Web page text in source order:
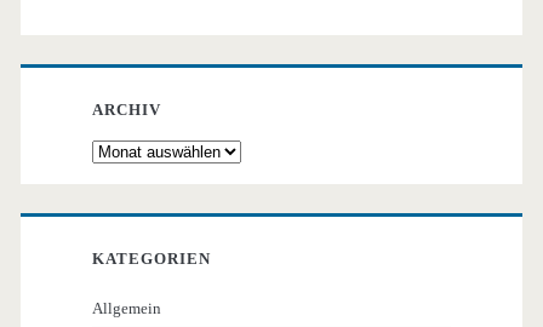
ARCHIV
Archiv
KATEGORIEN
Allgemein